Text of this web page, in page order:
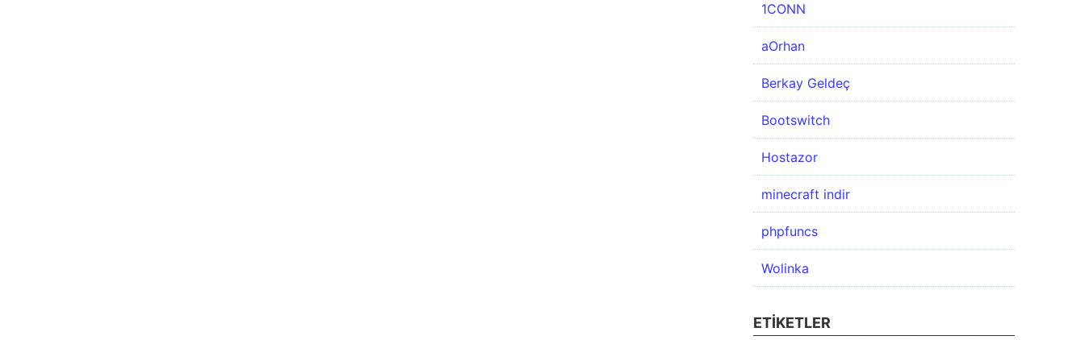
1CONN
aOrhan
Berkay Geldeç
Bootswitch
Hostazor
minecraft indir
phpfuncs
Wolinka
ETIKETLER